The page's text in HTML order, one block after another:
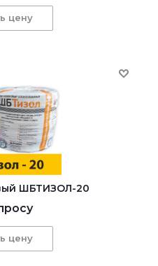
цену
ШБТИЗОЛ-20
цену